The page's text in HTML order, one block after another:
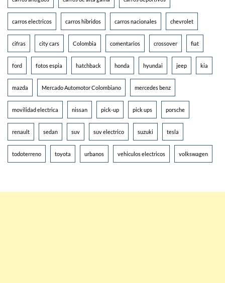
carros electricos carros hibridos carros nacionales chevrolet
cifras city cars Colombia comentarios crossover fiat
ford fotos espia hatchback honda hyundai jeep kia
mazda Mercado Automotor Colombiano mercedes benz
movilidad electrica nissan pick-up pick ups porsche
renault sedan suv suv electrico suzuki tesla
todoterreno toyota urbanos vehiculos electricos volkswagen